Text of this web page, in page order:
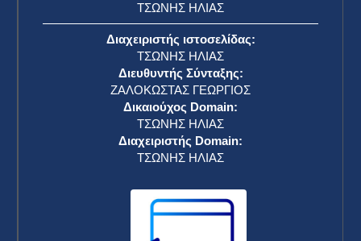
ΤΣΩΝΗΣ ΗΛΙΑΣ
Διαχειριστής ιστοσελίδας:
ΤΣΩΝΗΣ ΗΛΙΑΣ
Διευθυντής Σύνταξης:
ΖΑΛΟΚΩΣΤΑΣ ΓΕΩΡΓΙΟΣ
Δικαιούχος Domain:
ΤΣΩΝΗΣ ΗΛΙΑΣ
Διαχειριστής Domain:
ΤΣΩΝΗΣ ΗΛΙΑΣ